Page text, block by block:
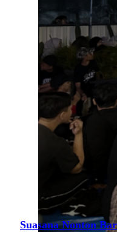
Suasana Nonton